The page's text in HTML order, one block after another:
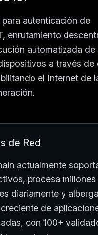
autenticación de
enrutamiento
automatizada de
a través de
el Internet de
de Red
actualmente
procesa millones
diariamente y
de
con 100+